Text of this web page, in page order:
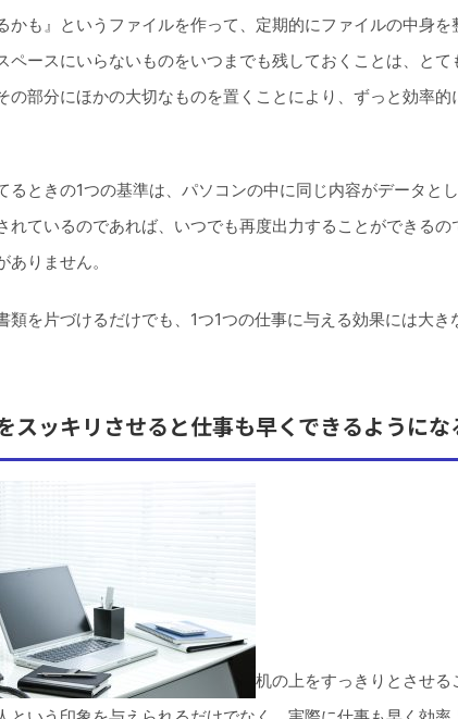
かも』というファイルを作って、定期的にファイルの中身を
ペースにいらないものをいつまでも残しておくことは、と
の部分にほかの大切なものを置くことにより、ずっと効率
るときの1つの基準は、パソコンの中に同じ内容がデータと
れているのであれば、いつでも再度出力することができる
ありません。
類を片づけるだけでも、1つ1つの仕事に与える効果には大
スッキリさせると仕事も早くできるようにな
机の上をすっきりとさせ